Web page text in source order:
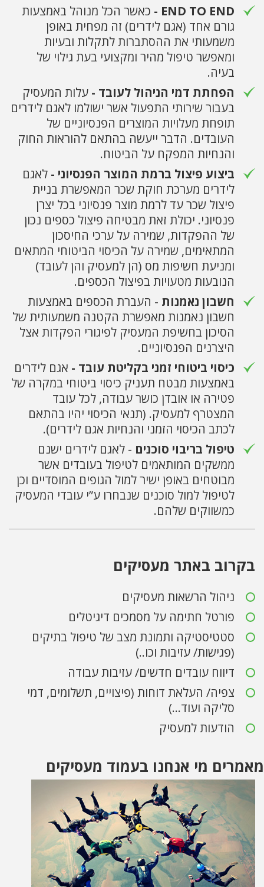
END TO END -
כאשר הכל מנוהל באמצעות
גורם אחד (אגם לידרים) זה מפחית באופן
משמעותי את ההסתברות לתקלות ובעיות
ומאפשר טיפול מהיר ומקצועי בעת גילוי של
בעיה.
הפחתת דמי הניהול לעובד - עלות המעסיק
בעבור שירותי התפעול אשר ישולמו לאגם לידרים
תופחת מעלויות המוצרים הפנסיוניים של
העובדים. הדבר ייעשה בהתאם להוראות החוק
והנחיות המפקח על הביטוח.
ביצוע פיצול ברמת המוצר הפנסיוני - לאגם
לידרים מערכת חוקת שכר המאפשרת בניית
פיצול שכר עד לרמת מוצר פנסיוני בכל יצרן
פנסיוני. יכולת זאת מבטיחה פיצול כספים נכון
של ההפקדות, שמירה על ערכי החיסכון
המתאימים, שמירה על הכיסוי הביטוחי המתאים
ומניעת חשיפות מס (הן למעסיק והן לעובד)
הנובעות מטעויות בפיצול הכספים.
חשבון נאמנות - העברת הכספים באמצעות
חשבון נאמנות מאפשרת הקטנה משמעותית של
הסיכון בחשיפת המעסיק לפיגורי הפקדות אצל
היצרנים הפנסיוניים.
כיסוי ביטוחי זמני בקליטת עובד - אגם לידרים
באמצעות מבטח תעניק כיסוי ביטוחי במקרה של
פטירה או אובדן כושר עבודה, לכל עובד
המצטרף למעסיק. (תנאי הכיסוי יהיו בהתאם
לכתב הכיסוי הזמני והנחיות אגם לידרים).
טיפול בריבוי סוכנים - לאגם לידרים ישנם
ממשקים המותאמים לטיפול בעובדים אשר
מבוטחים באופן ישיר למול הגופים המוסדיים וכן
לטיפול למול סוכנים שנבחרו ע”י עובדי המעסיק
כמשווקים שלהם.
בקרוב באתר מעסיקים
ניהול הרשאות מעסיקים
פורטל חתימה על מסמכים דיגיטלים
סטטיסטיקה ותמונת מצב של טיפול בתיקים
(פגישות/ עזיבות וכו..)
דיווח עובדים חדשים/ עזיבות עבודה
צפיה/ העלאת דוחות (פיצויים, תשלומים, דמי
סליקה ועוד...)
הודעות למעסיק
מאמרים מי אנחנו בעמוד מעסיקים